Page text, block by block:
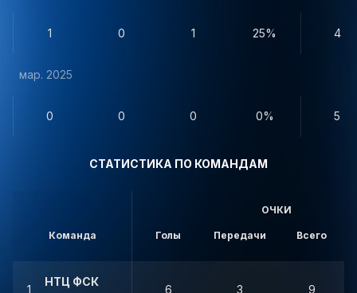
1 0 1 25% 4
мар. 2025
0 0 0 0% 5
СТАТИСТИКА ПО КОМАНДАМ
Команда
ОЧКИ
Голы Передачи Всего
1
НТЦ ФСК
6 3 9